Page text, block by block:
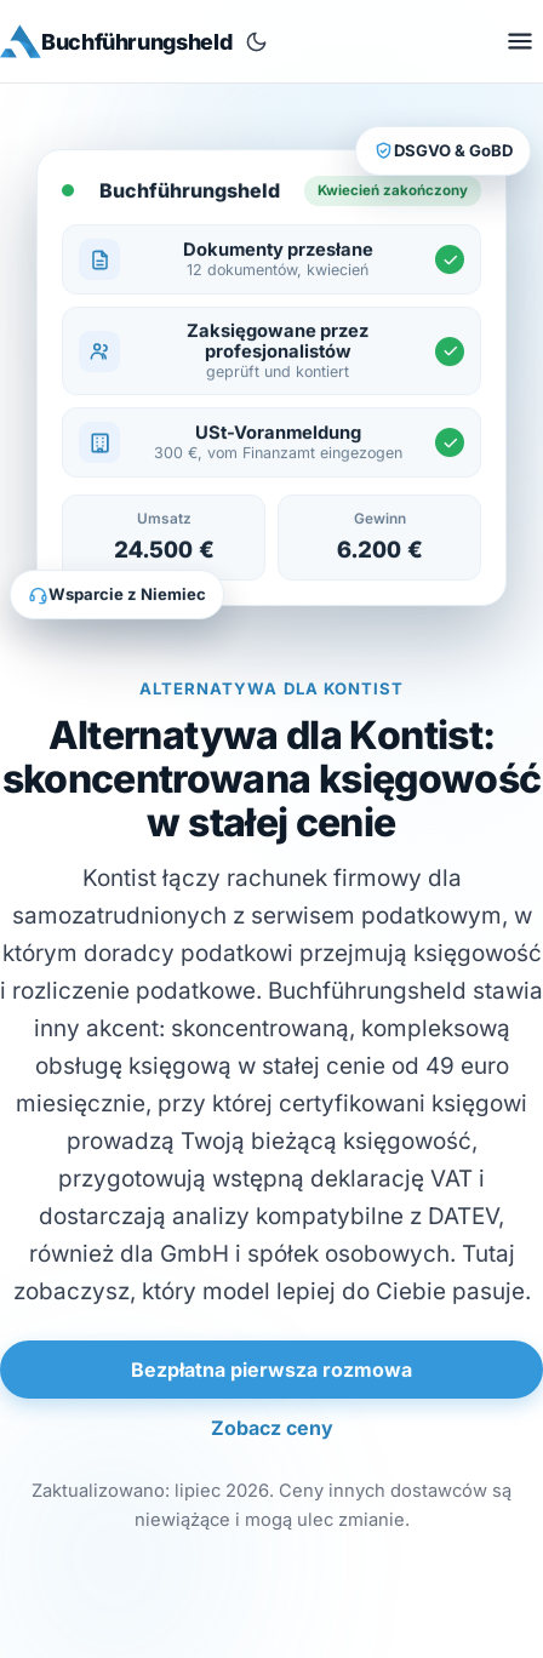
Buchführungsheld
ALTERNATYWA DLA KONTIST
Alternatywa dla Kontist:
skoncentrowana księgowość
w stałej cenie
Kontist łączy rachunek firmowy dla
samozatrudnionych z serwisem podatkowym, w
którym doradcy podatkowi przejmują księgowość
i rozliczenie podatkowe. Buchführungsheld stawia
inny akcent: skoncentrowaną, kompleksową
obsługę księgową w stałej cenie od 49 euro
miesięcznie, przy której certyfikowani księgowi
prowadzą Twoją bieżącą księgowość,
przygotowują wstępną deklarację VAT i
dostarczają analizy kompatybilne z DATEV,
również dla GmbH i spółek osobowych. Tutaj
zobaczysz, który model lepiej do Ciebie pasuje.
Bezpłatna pierwsza rozmowa
Zobacz ceny
Zaktualizowano: lipiec 2026. Ceny innych dostawców są
niewiążące i mogą ulec zmianie.
Buchführungsheld Kwiecień zakończony
Dokumenty przesłane
12 dokumentów, kwiecień
Zaksięgowane przez
profesjonalistów
geprüft und kontiert
USt-Voranmeldung
300 €, vom Finanzamt eingezogen
Umsatz
24.500 €
Gewinn
6.200 €
DSGVO & GoBD
Wsparcie z Niemiec